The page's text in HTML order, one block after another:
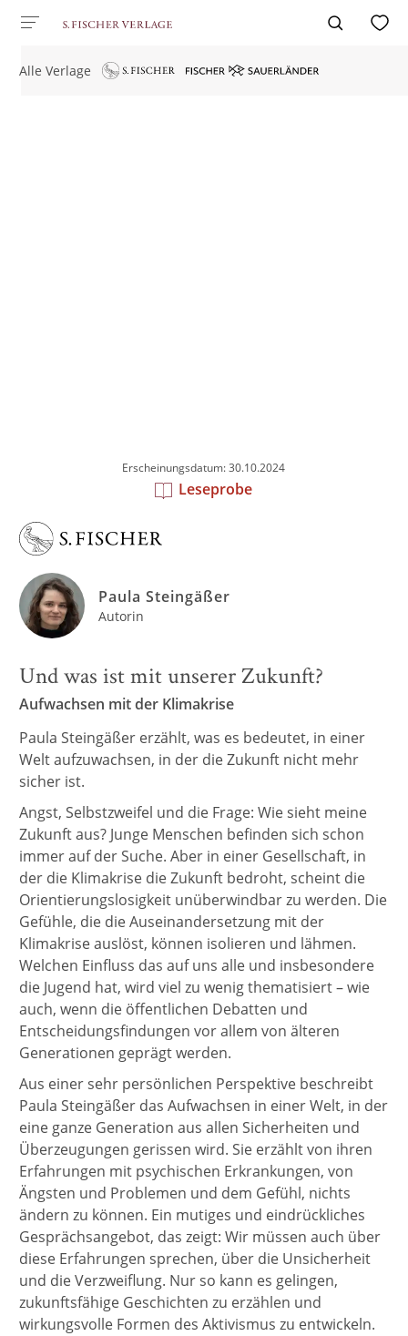
Alle Verlage
Erscheinungsdatum: 30.10.2024
Leseprobe
Paula Steingäßer
Autorin
Und was ist mit unserer Zukunft?
Aufwachsen mit der Klimakrise
Paula Steingäßer erzählt, was es bedeutet, in einer
Welt aufzuwachsen, in der die Zukunft nicht mehr
sicher ist.
Angst, Selbstzweifel und die Frage: Wie sieht meine
Zukunft aus? Junge Menschen befinden sich schon
immer auf der Suche. Aber in einer Gesellschaft, in
der die Klimakrise die Zukunft bedroht, scheint die
Orientierungslosigkeit unüberwindbar zu werden. Die
Gefühle, die die Auseinandersetzung mit der
Klimakrise auslöst, können isolieren und lähmen.
Welchen Einfluss das auf uns alle und insbesondere
die Jugend hat, wird viel zu wenig thematisiert – wie
auch, wenn die öffentlichen Debatten und
Entscheidungsfindungen vor allem von älteren
Generationen geprägt werden.
Aus einer sehr persönlichen Perspektive beschreibt
Paula Steingäßer das Aufwachsen in einer Welt, in der
eine ganze Generation aus allen Sicherheiten und
Überzeugungen gerissen wird. Sie erzählt von ihren
Erfahrungen mit psychischen Erkrankungen, von
Ängsten und Problemen und dem Gefühl, nichts
ändern zu können. Ein mutiges und eindrückliches
Gesprächsangebot, das zeigt: Wir müssen auch über
diese Erfahrungen sprechen, über die Unsicherheit
und die Verzweiflung. Nur so kann es gelingen,
zukunftsfähige Geschichten zu erzählen und
wirkungsvolle Formen des Aktivismus zu entwickeln.